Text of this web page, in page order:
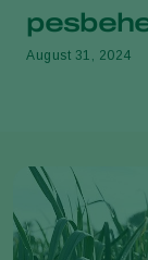
August 31, 2024